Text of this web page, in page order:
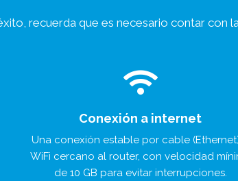
recuerda que es necesario contar con
Conexión a internet
Una conexión estable por cable
WiFi cercano al router, con velocidad
de 10 GB para evitar interrupciones.